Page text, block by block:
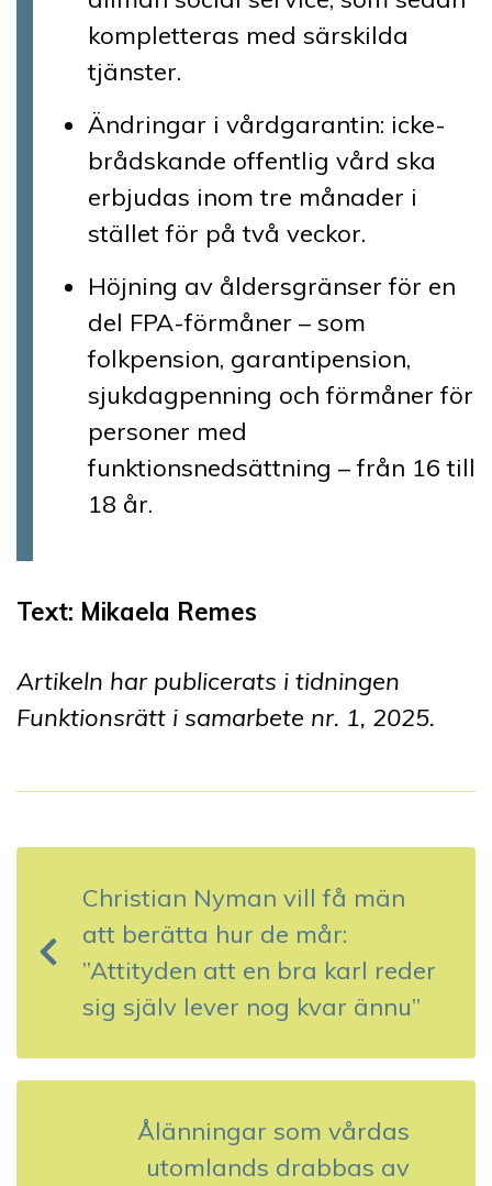
kompletteras med särskilda
tjänster.
Ändringar i vårdgarantin: icke-
brådskande offentlig vård ska
erbjudas inom tre månader i
stället för på två veckor.
Höjning av åldersgränser för en
del FPA-förmåner – som
folkpension, garantipension,
sjukdagpenning och förmåner för
personer med
funktionsnedsättning – från 16 till
18 år.
Text: Mikaela Remes
Artikeln har publicerats i tidningen
Funktionsrätt i samarbete nr. 1, 2025.
n
g
s
Christian Nyman vill få män
att berätta hur de mår:
”Attityden att en bra karl reder
sig själv lever nog kvar ännu”
Ålänningar som vårdas
utomlands drabbas av